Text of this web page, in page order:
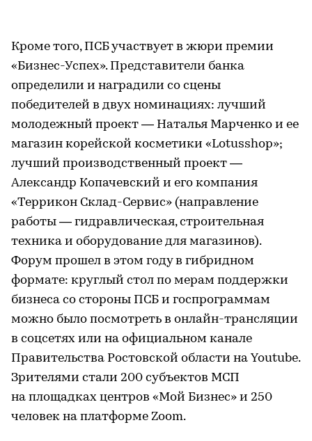
Кроме того, ПСБ участвует в жюри премии
«Бизнес-Успех». Представители банка
определили и наградили со сцены
победителей в двух номинациях: лучший
молодежный проект — Наталья Марченко и ее
магазин корейской косметики «Lotusshop»;
лучший производственный проект —
Александр Копачевский и его компания
«Террикон Склад-Сервис» (направление
работы — гидравлическая, строительная
техника и оборудование для магазинов).
Форум прошел в этом году в гибридном
формате: круглый стол по мерам поддержки
бизнеса со стороны ПСБ и госпрограммам
можно было посмотреть в онлайн-трансляции
в соцсетях или на официальном канале
Правительства Ростовской области на Youtube.
Зрителями стали 200 субъектов МСП
на площадках центров «Мой Бизнес» и 250
человек на платформе Zoom.